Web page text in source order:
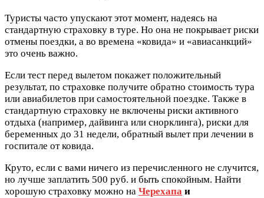
Туристы часто упускают этот момент, надеясь на
стандартную страховку в туре. Но она не покрывает риски
отмены поездки, а во времена «ковида» и «авиасанкций»
это очень важно.
Если тест перед вылетом покажет положительный
результат, по страховке получите обратно стоимость тура
или авиабилетов при самостоятельной поездке. Также в
стандартную страховку не включены риски активного
отдыха (например, дайвинга или снорклинга), риски для
беременных до 31 недели, обратный вылет при лечении в
госпитале от ковида.
Круто, если с вами ничего из перечисленного не случится,
но лучше заплатить 500 руб. и быть спокойным. Найти
хорошую страховку можно на Черехапа и